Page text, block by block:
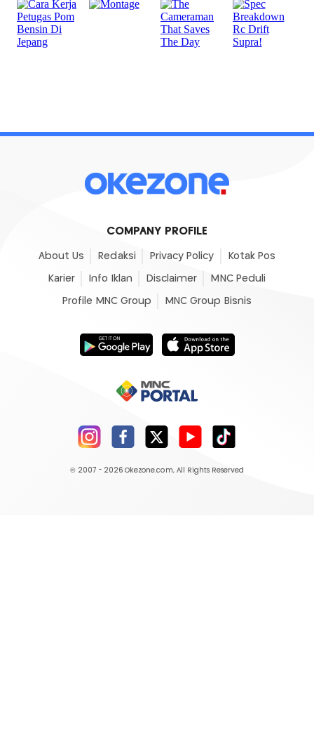
COMPANY PROFILE
About Us Redaksi Privacy Policy Kotak Pos
Karier Info Iklan Disclaimer MNC Peduli
Profile MNC Group MNC Group Bisnis
© 2007 - 2026 Okezone.com, All Rights Reserved